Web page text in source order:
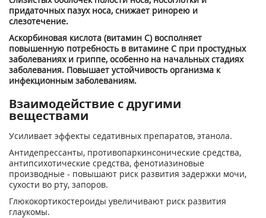
придаточных пазух носа, снижает ринорею и
слезотечение.
Аскорбиновая кислота (витамин С) восполняет
повышенную потребность в витамине С при простудных
заболеваниях и гриппе, особенно на начальных стадиях
заболевания. Повышает устойчивость организма к
инфекционным заболеваниям.
Взаимодействие с другими
веществами
Усиливает эффекты седативных препаратов, этанола.
Антидепрессанты, противопаркинсонические средства,
антипсихотические средства, фенотиазиновые
производные - повышают риск развития задержки мочи,
сухости во рту, запоров.
Глюкокортикостероиды увеличивают риск развития
глаукомы.